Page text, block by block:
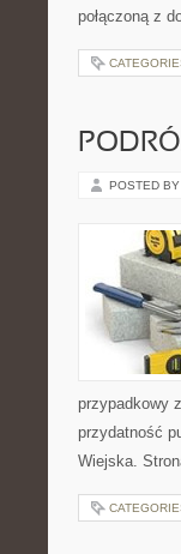
połączoną z
POSTED BY
przypadkowy
przydatność
Wiejska.